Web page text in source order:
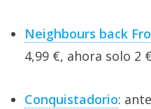
Neighbours back
4,99 €, ahora solo 2
Conquistadorio: